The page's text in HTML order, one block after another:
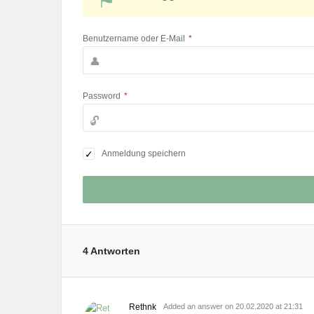
Benutzername oder E-Mail *
Password *
Anmeldung speichern
4 Antworten
Rethnk Added an answer on 20.02.2020 at 21:31